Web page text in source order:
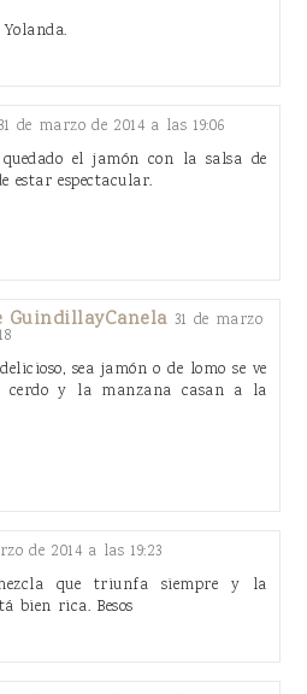
de marzo de 2014 a las 19:06
el jamón con la salsa de
estar espectacular.
GuindillayCanela 31 de marzo
sea jamón o de lomo se ve
cerdo y la manzana casan a la
de 2014 a las 19:23
que triunfa siempre y la
bien rica. Besos